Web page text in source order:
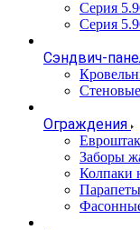
Серия
Серия
Сэндвич-
Ограждения
Заборы
Колпаки